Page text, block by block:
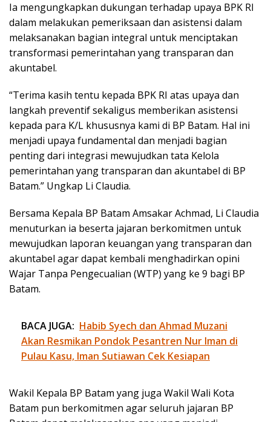
Ia mengungkapkan dukungan terhadap upaya BPK RI
dalam melakukan pemeriksaan dan asistensi dalam
melaksanakan bagian integral untuk menciptakan
transformasi pemerintahan yang transparan dan
akuntabel.
“Terima kasih tentu kepada BPK RI atas upaya dan
langkah preventif sekaligus memberikan asistensi
kepada para K/L khususnya kami di BP Batam. Hal ini
menjadi upaya fundamental dan menjadi bagian
penting dari integrasi mewujudkan tata Kelola
pemerintahan yang transparan dan akuntabel di BP
Batam.” Ungkap Li Claudia.
Bersama Kepala BP Batam Amsakar Achmad, Li Claudia
menuturkan ia beserta jajaran berkomitmen untuk
mewujudkan laporan keuangan yang transparan dan
akuntabel agar dapat kembali menghadirkan opini
Wajar Tanpa Pengecualian (WTP) yang ke 9 bagi BP
Batam.
BACA JUGA: Habib Syech dan Ahmad Muzani
Akan Resmikan Pondok Pesantren Nur Iman di
Pulau Kasu, Iman Sutiawan Cek Kesiapan
Wakil Kepala BP Batam yang juga Wakil Wali Kota
Batam pun berkomitmen agar seluruh jajaran BP